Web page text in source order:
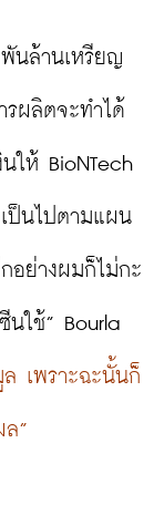
นล้านเหรียญ
ผลิตจะทำได้
ให้ BioNTech
ป็นไปตามแผน
อย่างผมก็ไม่กะ
ใช้” Bourla
เพราะฉะนั้นก็
ล”